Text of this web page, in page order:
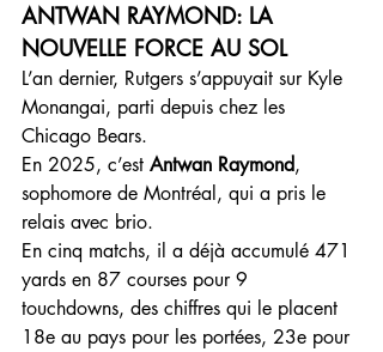
ANTWAN RAYMOND: LA
NOUVELLE FORCE AU SOL
L’an dernier, Rutgers s’appuyait sur Kyle
Monangai, parti depuis chez les
Chicago Bears.
En 2025, c’est Antwan Raymond,
sophomore de Montréal, qui a pris le
relais avec brio.
En cinq matchs, il a déjà accumulé 471
yards en 87 courses pour 9
touchdowns, des chiffres qui le placent
18e au pays pour les portées, 23e pour